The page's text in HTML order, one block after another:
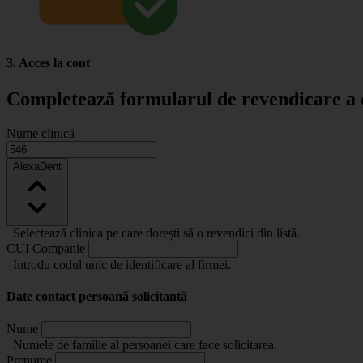
3. Acces la cont
Completează formularul de revendicare
Nume clinică
AlexaDent
Selectează clinica pe care dorești să o revendici din listă.
CUI Companie
Introdu codul unic de identificare al firmei.
Date contact persoană solicitantă
Nume
Numele de familie al persoanei care face solicitarea.
Prenume